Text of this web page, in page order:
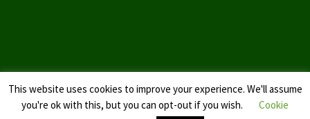
This website uses cookies to improve your experience. We'll assume
you're ok with this, but you can opt-out if you wish.
Cookie